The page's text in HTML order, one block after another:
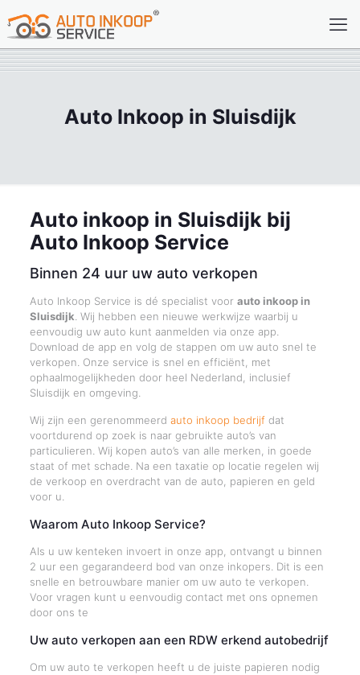
Auto Inkoop in Sluisdijk
Auto inkoop in Sluisdijk bij
Auto Inkoop Service
Binnen 24 uur uw auto verkopen
Auto Inkoop Service is dé specialist voor auto inkoop in
Sluisdijk . Wij hebben een nieuwe werkwijze waarbij u
eenvoudig uw auto kunt aanmelden via onze app.
Download de app en volg de stappen om uw auto snel te
verkopen. Onze service is snel en efficiënt, met
ophaalmogelijkheden door heel Nederland, inclusief
Sluisdijk en omgeving.
Wij zijn een gerenommeerd auto inkoop bedrijfdat
voortdurend op zoek is naar gebruikte auto’s van
particulieren. Wij kopen auto’s van alle merken, in goede
staat of met schade. Na een taxatie op locatie regelen wij
de verkoop en overdracht van de auto, papieren en geld
voor u.
Waarom Auto Inkoop Service?
Als u uw kenteken invoert in onze app, ontvangt u binnen
2 uur een gegarandeerd bod van onze inkopers. Dit is een
snelle en betrouwbare manier om uw auto te verkopen.
Voor vragen kunt u eenvoudig contact met ons opnemen
door ons te
Uw auto verkopen aan een RDW erkend autobedrijf
Om uw auto te verkopen heeft u de juiste papieren nodig